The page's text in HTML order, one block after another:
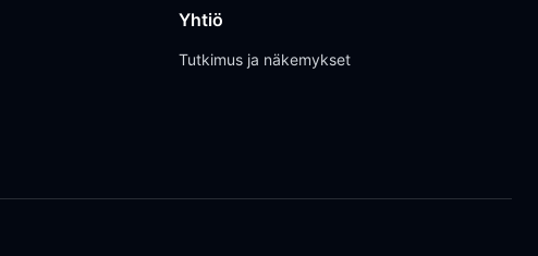
Yhtiö
Tutkimus ja näkemykset